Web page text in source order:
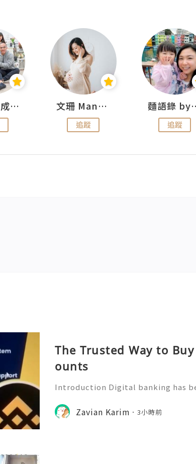
和牛B的成長日記 文珊 ManShan
追蹤
麵語
追蹤
The Trusted Way to
ounts
Introduction Digital banking has
k access to financial tools, easy
bility to manage money dir
Zavian Karim 3小時前